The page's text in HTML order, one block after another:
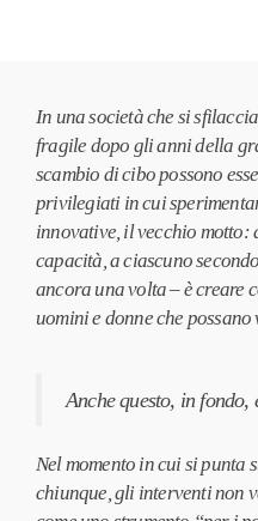
In una società che si
fragile dopo gli anni della
scambio di cibo possono
privilegiati in cui
innovative, il vecchio motto:
capacità, a ciascuno
ancora una volta – è creare
uomini e donne che
Anche questo, in
Nel momento in cui si punta
chiunque, gli interventi non